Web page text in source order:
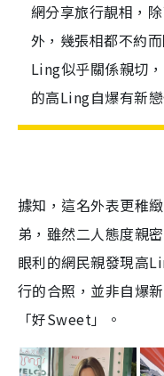
網分享旅行靚相，
外，幾張相都不約
Ling似乎關係親切
的高Ling自爆有新戀
據知，這名外表更稚
弟，雖然二人態度親
眼利的網民親發現高
行的合照，並非自爆
「好Sweet」。